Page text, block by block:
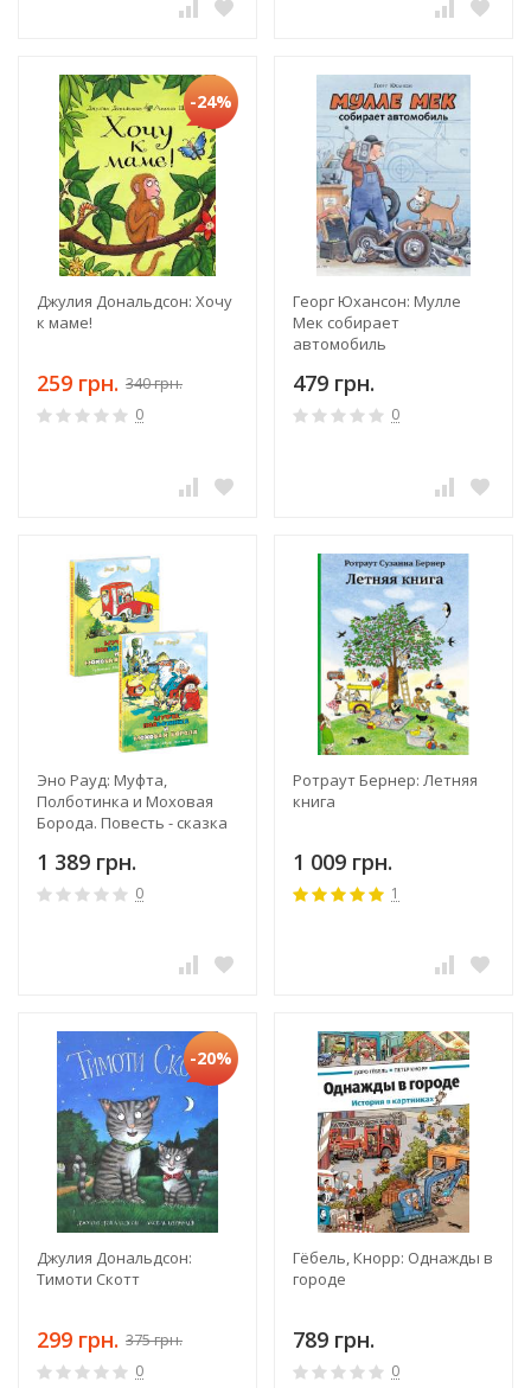
-24%
Джулия Дональдсон: Хочу
к маме!
259 грн. 340 грн.
0
Георг Юхансон: Мулле
Мек собирает
автомобиль
479 грн.
0
Эно Рауд: Муфта,
Полботинка и Моховая
Борода. Повесть - сказка
1 389 грн.
0
Ротраут Бернер: Летняя
книга
1 009 грн.
1
-20%
Джулия Дональдсон:
Тимоти Скотт
299 грн. 375 грн.
0
Гёбель, Кнорр: Однажды в
городе
789 грн.
0